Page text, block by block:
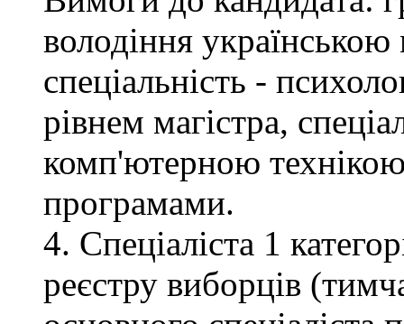
володіння
спеціальність -
рівнем магістра,
комп'ютерною
програмами.
4. Спеціаліста 1
реєстру виборців